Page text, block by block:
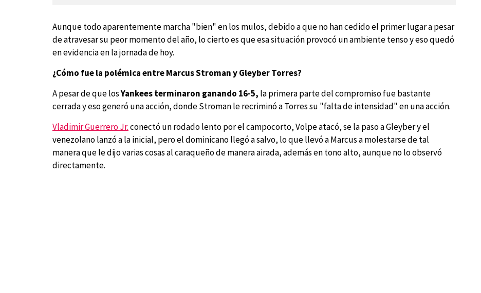
Aunque todo aparentemente marcha "bien" en los mulos, debido a que no han cedido el primer lugar a pesar
de atravesar su peor momento del año, lo cierto es que esa situación provocó un ambiente tenso y eso quedó
en evidencia en la jornada de hoy.
¿Cómo fue la polémica entre Marcus Stroman y Gleyber Torres?
A pesar de que losYankees terminaron ganando 16-5, la primera parte del compromiso fue bastante
cerrada y eso generó una acción, donde Stroman le recriminó a Torres su "falta de intensidad" en una acción.
Vladimir Guerrero Jr.conectó un rodado lento por el campocorto, Volpe atacó, se la paso a Gleyber y el
venezolano lanzó a la inicial, pero el dominicano llegó a salvo, lo que llevó a Marcus a molestarse de tal
manera que le dijo varias cosas al caraqueño de manera airada, además en tono alto, aunque no lo observó
directamente.